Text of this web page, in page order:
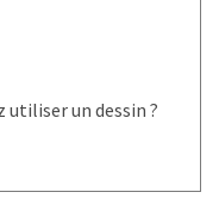
un dessin ?